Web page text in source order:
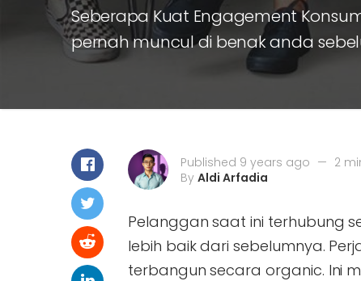
Seberapa Kuat Engagement
pernah muncul di benak anda
Published 9 years ago — 2
By Aldi Arfadia
Pelanggan saat ini terhubung
lebih baik dari sebelumnya.
terbangun secara organic. Ini